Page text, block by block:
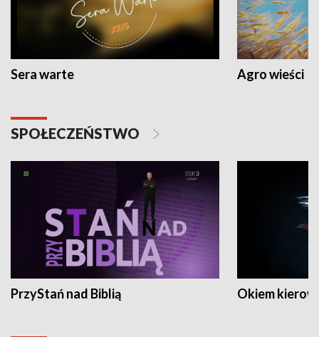
Sera warte Agro wieści
SPOŁECZEŃSTWO
PrzyStań nad Biblią Okiem